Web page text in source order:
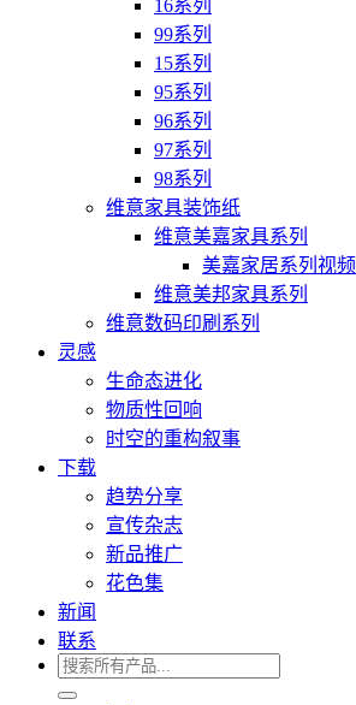
16系列
99系列
15系列
95系列
96系列
97系列
98系列
维意家具装饰纸
维意美嘉家具系列
美嘉家居系列视频
维意美邦家具系列
维意数码印刷系列
灵感
生命态进化
物质性回响
时空的重构叙事
下载
趋势分享
宣传杂志
新品推广
花色集
新闻
联系